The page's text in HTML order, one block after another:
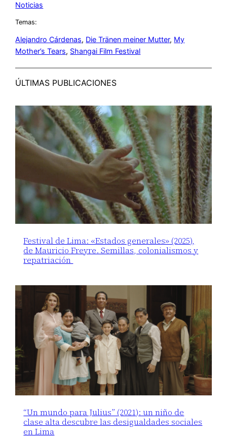
Noticias
Temas:
Alejandro Cárdenas, Die Tränen meiner Mutter, My
Mother’s Tears, Shangai Film Festival
ÚLTIMAS PUBLICACIONES
Festival de Lima: «Estados generales» (2025),
de Mauricio Freyre. Semillas, colonialismos y
repatriación
“Un mundo para Julius” (2021): un niño de
clase alta descubre las desigualdades sociales
en Lima